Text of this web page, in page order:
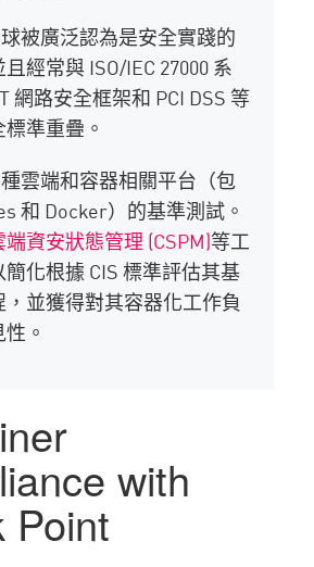
被廣泛認為是安全實踐的
經常與 ISO/IEC 27000 系
網路安全框架和 PCI DSS 等
準重疊。
雲端和容器相關平台（包
和 Docker）的基準測試。
端資安狀態管理 (CSPM)等工
化根據 CIS 標準評估其基
並獲得對其容器化工作負
。
with
Point